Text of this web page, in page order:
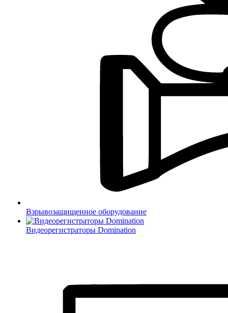
Взрывозащищенное оборудование
Видеорегистраторы Domination